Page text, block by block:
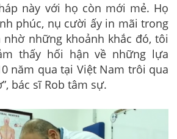
này với họ còn mới mẻ. Họ
phúc, nụ cười ấy in mãi trong
những khoảnh khắc đó, tôi
thấy hối hận về những lựa
năm qua tại Việt Nam trôi qua
bác sĩ Rob tâm sự.